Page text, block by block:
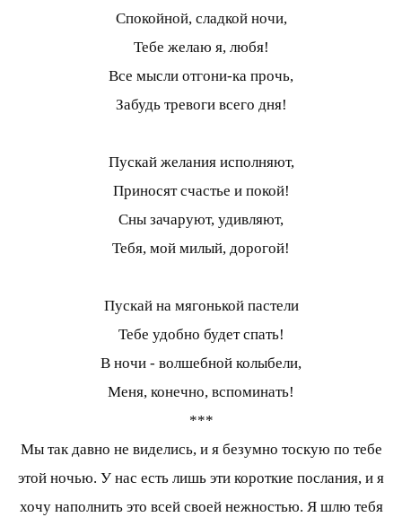
Спокойной, сладкой ночи,
Тебе желаю я, любя!
Все мысли отгони-ка прочь,
Забудь тревоги всего дня!
Пускай желания исполняют,
Приносят счастье и покой!
Сны зачаруют, удивляют,
Тебя, мой милый, дорогой!
Пускай на мягонькой пастели
Тебе удобно будет спать!
В ночи - волшебной колыбели,
Меня, конечно, вспоминать!
***
Мы так давно не виделись, и я безумно тоскую по тебе
этой ночью. У нас есть лишь эти короткие послания, и я
хочу наполнить это всей своей нежностью. Я шлю тебя